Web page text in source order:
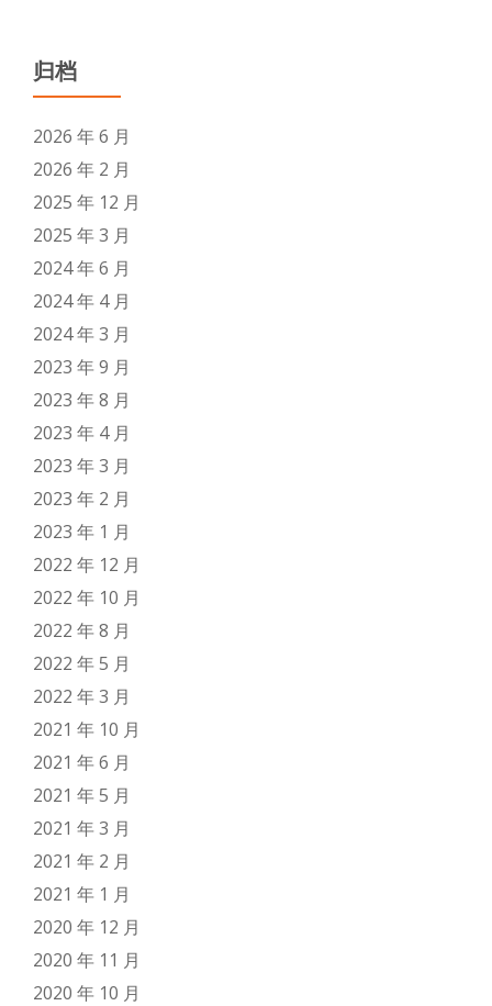
归档
2026 年 6 月
2026 年 2 月
2025 年 12 月
2025 年 3 月
2024 年 6 月
2024 年 4 月
2024 年 3 月
2023 年 9 月
2023 年 8 月
2023 年 4 月
2023 年 3 月
2023 年 2 月
2023 年 1 月
2022 年 12 月
2022 年 10 月
2022 年 8 月
2022 年 5 月
2022 年 3 月
2021 年 10 月
2021 年 6 月
2021 年 5 月
2021 年 3 月
2021 年 2 月
2021 年 1 月
2020 年 12 月
2020 年 11 月
2020 年 10 月